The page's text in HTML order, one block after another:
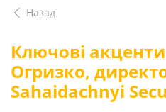
Назад
Ключові
Огризко,
Sahaidachnyi